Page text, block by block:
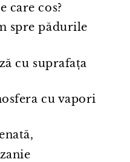
care cos?
spre pădurile
cu suprafața
cu vapori